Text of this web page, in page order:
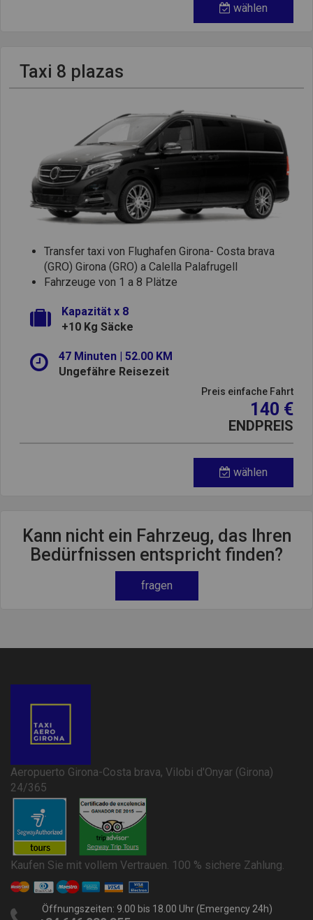
wählen
Taxi 8 plazas
Transfer taxi von Flughafen Girona- Costa brava
(GRO) Girona (GRO) a Calella Palafrugell
Fahrzeuge von 1 a 8 Plätze
Kapazität x 8
+10 Kg Säcke
47 Minuten | 52.00 KM
Ungefähre Reisezeit
Preis einfache Fahrt
140 €
ENDPREIS
wählen
Kann nicht ein Fahrzeug, das Ihren
Bedürfnissen entspricht finden?
fragen
Aeropuerto Girona-Costa brava, Vilobi d'Onyar (Girona)
24/365
Kaufen Sie mit vollem Vertrauen. 100 % sichere Zahlung.
Öffnungszeiten: 9.00 bis 18.00 Uhr (Emergency 24h)